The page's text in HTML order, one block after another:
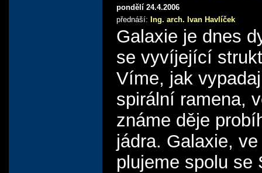
pondělí 24.4.2006
přednáší: Ing. arch. Ivan Havlíček
Galaxie je dnes
se vyvíjející
Víme, jak
spirální ramena,
známe děje
jádra. Galaxie,
plujeme spolu se